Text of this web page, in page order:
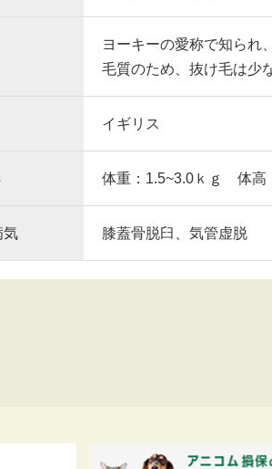
ヨーキーの愛称で知られ
毛質のため、抜け毛は少
イギリス
体重：1.5~3.0ｋｇ 体高
気 膝蓋骨脱臼、気管虚脱